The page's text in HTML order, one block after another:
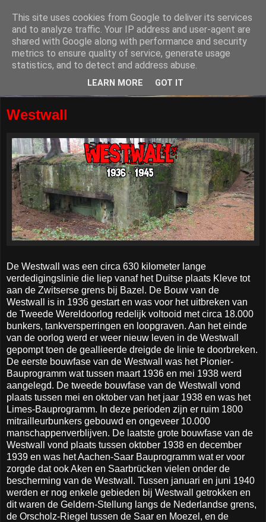
Westwall
De Westwall was een circa 630 kilometer lange
verdedigingslinie die liep vanaf het Duitse plaats Kleve tot
aan de Zwitserse grens bij Bazel. De Bouw van de
Westwall is in 1936 gestart en was voor het uitbreken van
de Tweede Wereldoorlog redelijk voltooid met circa 18.000
bunkers, tankversperringen en loopgraven. Aan het einde
van de oorlog werd er weer nieuw leven in de Westwall
gepompt toen de geallieerde dreigde de linie te doorbreken.
De eerste bouwfase van de Westwall was het Pionier-
Bauprogramm wat tussen maart 1936 en mei 1938 werd
aangelegd. De tweede bouwfase van de Westwall vond
plaats tussen mei en oktober van het jaar 1938 en was het
Limes-Bauprogramm. In deze perioden zijn er ruim 1800
mitrailleurbunkers gebouwd en ongeveer 10.000
manschappenverblijven. De laatste grote bouwfase van de
Westwall vond plaats tussen oktober 1938 en december
1939 en was het Aachen-Saar Bauprogramm wat er voor
zorgde dat ook Aken en Saarbrücken vielen onder de
bescherming van de Westwall. Tussen januari en juni 1940
werden er nog enkele gebieden bij Westwall getrokken en
dit waren de Geldern-Stellung langs de Nederlandse grens,
de Orscholz-Riegel tussen de Saar en Moezel, en de
This site uses cookies from Google to deliver its services
and to analyze traffic. Your IP address and user-agent are
shared with Google along with performance and security
metrics to ensure quality of service, generate usage
statistics, and to detect and address abuse.
LEARN MORE GOT IT